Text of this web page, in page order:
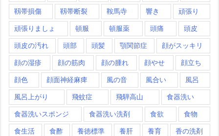
靱帯損傷 靱帯断裂 鞍馬寺 響き 頑張り
頑張りましょ 頓服 頓服薬 頭痛 頭皮
頭皮の汚れ 頭部 頭髪 顎関節症 顔がスッキリ
顔の湿疹 顔の筋肉 顔の腫れ 顔やせ 顔立ち
顔色 顔面神経麻痺 風の音 風合い 風呂
風呂上がり 飛蚊症 飛騨高山 食器洗い
食器洗いスポンジ 食器洗い洗剤 食欲 食物
食生活 食酢 養徳標準 養肝 養育 香の洗剤